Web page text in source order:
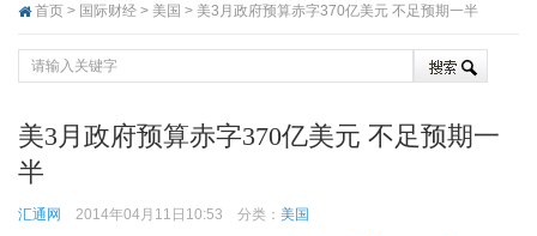
首页 > 国际财经 > 美国 > 美3月政府预算赤字370亿美元 不足预期一半
美3月政府预算赤字370亿美元 不足预期一
半
汇通网 2014年04月11日10:53 分类： 美国